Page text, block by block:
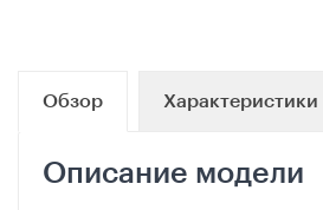
Обзор Характеристики
Описание модели